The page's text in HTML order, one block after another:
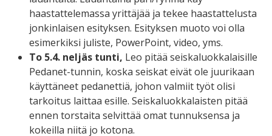
haastattelemassa yrittäjää ja tekee haastattelusta
jonkinlaisen esityksen. Esityksen muoto voi olla
esimerkiksi juliste, PowerPoint, video, yms.
To 5.4. neljäs tunti, Leo pitää seiskaluokkalaisille
Pedanet-tunnin, koska seiskat eivät ole juurikaan
käyttäneet pedanettiä, johon valmiit työt olisi
tarkoitus laittaa esille. Seiskaluokkalaisten pitää
ennen torstaita selvittää omat tunnuksensa ja
kokeilla niitä jo kotona.